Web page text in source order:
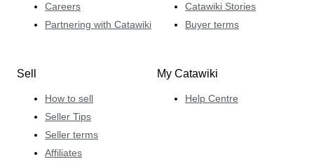
Careers
Partnering with Catawiki
Catawiki Stories
Buyer terms
Sell
How to sell
Seller Tips
Seller terms
Affiliates
My Catawiki
Help Centre